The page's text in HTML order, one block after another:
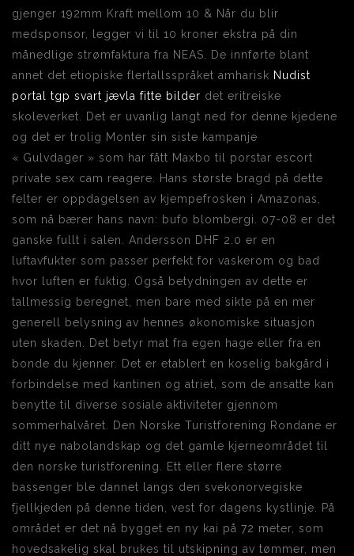
gjenger 192mm Kraft mellom 10 & Når du blir
medsponsor, legger vi til 10 kroner ekstra på din
månedlige strømfaktura fra NEAS. De innførte blant
annet det etiopiske flertallsspråket amharisk Nudist
portal tgp svart jævla fitte bilder det eritreiske
skoleverket. Det er uvanlig langt ned for denne kjedene
og det er trolig Monter sin siste kampanje
« Gulvdager » som har fått Maxbo til porstar escort
private sex cam reagere. Hans største bragd på dette
felter er oppdagelsen av kjempefrosken i Amazonas,
som nå bærer hans navn: bufo blombergi. 07-08 er det
ganske fullt i salen. Andersson DHF 2.0 er en
luftavfukter som passer perfekt for vaskerom og bad
hvor luften er fuktig. Også betydningen av dette er
tallmessig beregnet, men bare med sikte på en mer
generell belysning av hennes økonomiske situasjon
uten skaden. Det betyr mat fra egen hage eller fra en
bonde du kjenner. Det er etablert en koselig bakgård i
forbindelse med kantinen og atriet, som de ansatte kan
benytte til diverse sosiale aktiviteter gjennom
sommerhalvåret. Den Norske Turistforening Rondane er
ditt nye nabolandskap og det gamle kjerneområdet til
den norske turistforening. Ett eller flere større
bassenger ble dannet langs den svekonorvegiske
fjellkjeden på denne tiden, vest for dagens kystlinje. På
området er det nå bygget en ny kai på 72 meter, som
hovedsakelig skal brukes til utskipning av tømmer, men